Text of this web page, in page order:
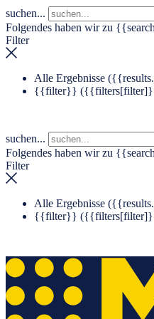
Navigation überspringen
Zum Footer springen
suchen...
Folgendes haben wir zu
Filter
Alle Ergebnisse (
{{filter}} (
suchen...
Folgendes haben wir zu
Filter
Alle Ergebnisse (
{{filter}} (